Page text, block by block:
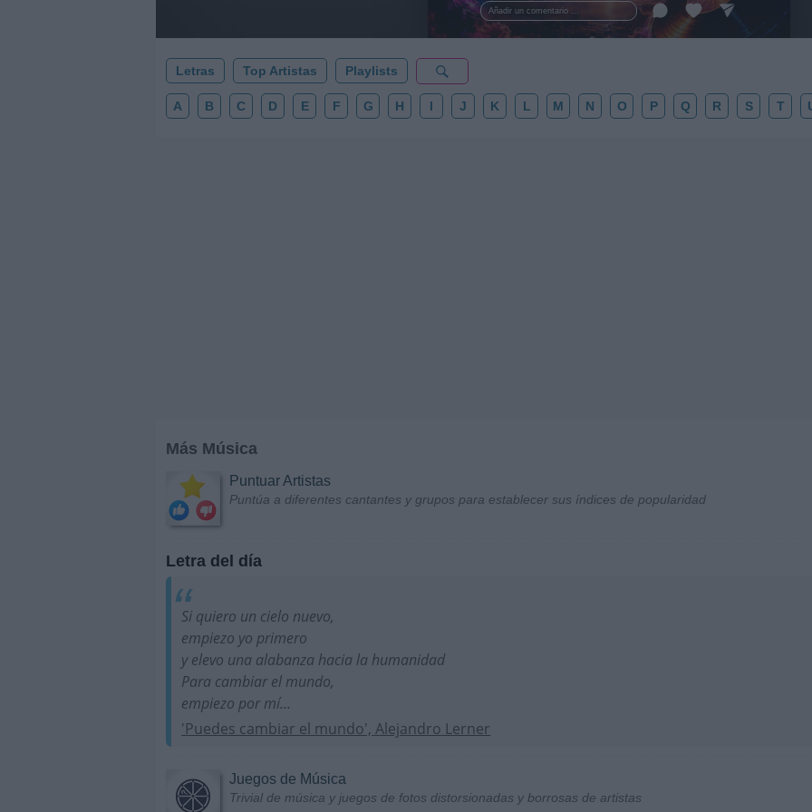
Añadir un comentario ...
esta colección para tu próxima noche estrellada!
✨⭐
Letras Top Artistas Playlists
A B C D E F G H I J K L M N O P Q R S T
Más Música
Puntuar Artistas
Puntúa a diferentes cantantes y grupos para establecer sus índices de popularidad
Letra del día
Si quiero un cielo nuevo,
empiezo yo primero
y elevo una alabanza hacia la humanidad
Para cambiar el mundo,
empiezo por mí...
'Puedes cambiar el mundo', Alejandro Lerner
Juegos de Música
Trivial de música y juegos de fotos distorsionadas y borrosas de artistas